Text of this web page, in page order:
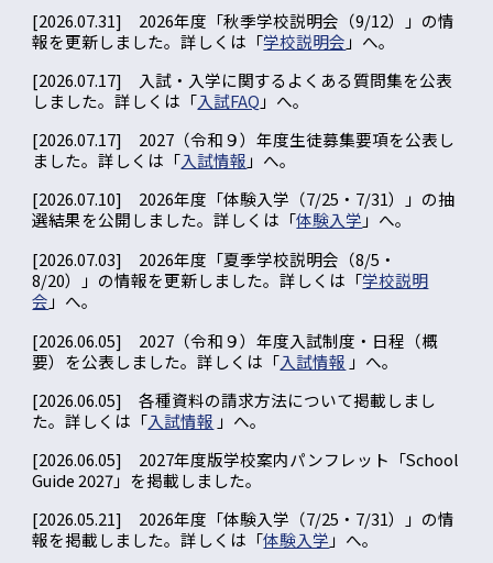
[2026.07.31] 2026年度「秋季学校説明会（9/12）」の情
報を更新しました。詳しくは「学校説明会 」へ。
[2026.07.17] 入試・入学に関するよくある質問集を公表
しました。詳しくは「入試FAQ 」へ。
[2026.07.17] 2027（令和９）年度生徒募集要項を公表し
ました。詳しくは「入試情報 」へ。
[2026.07.10] 2026年度「体験入学（7/25・7/31）」の抽
選結果を公開しました。詳しくは「体験入学 」へ。
[2026.07.03] 2026年度「夏季学校説明会（8/5・
8/20）」の情報を更新しました。詳しくは「学校説明
会 」へ。
[2026.06.05] 2027 （令和９）年度入試制度・日程 （概
要） を公表しました。詳しくは「入試情報 」へ。
[2026.06.05] 各種資料の請求方法について掲載しまし
た。詳しくは「入試情報 」へ。
[2026.06.05] 2027年度版学校案内パンフレット「School
Guide 2027」を掲載しました。
[2026.05.21] 2026年度「体験入学（7/25・7/31）」の情
報を掲載しました。詳しくは「体験入学 」へ。